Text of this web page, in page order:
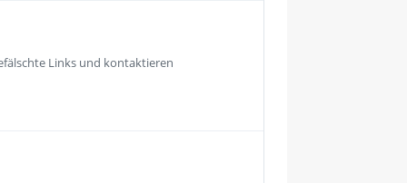
Links und kontaktieren